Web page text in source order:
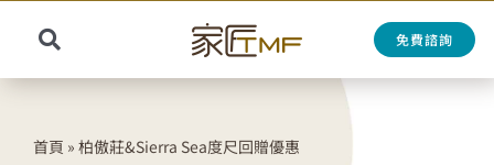
content
Toggle
Navigation
Search
免費諮詢
首頁 »柏傲莊&Sierra Sea度尺回贈優惠